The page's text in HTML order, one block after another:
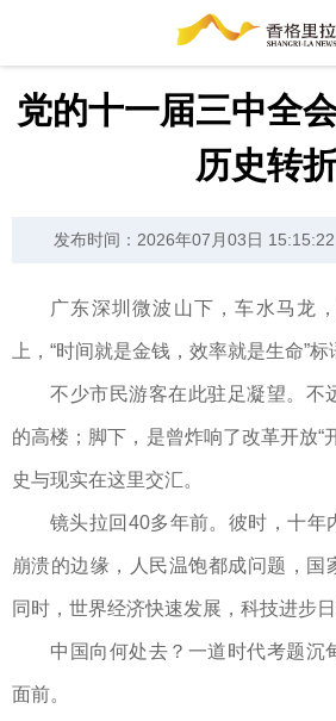
党的十一届三中全
历史转
发布时间：2026年07月03日 15:15:22
广东深圳微波山下，车水马龙
上，“时间就是金钱，效率就是生命”标
不少市民游客在此驻足凝望。不
的高楼；脚下，是曾炸响了改革开放“
史与现实在这里交汇。
镜头拉回40多年前。彼时，十年
崩溃的边缘，人民温饱都成问题，国
同时，世界经济快速发展，科技进步日
中国向何处去？一道时代考题沉
面前。